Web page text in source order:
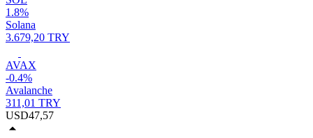
1.8%
Solana
3.679,20 TRY
AVAX
-0.4%
Avalanche
311,01 TRY
USD47,57